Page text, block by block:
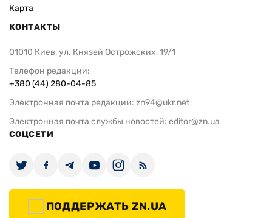
Карта
КОНТАКТЫ
01010 Киев, ул. Князей Острожских, 19/1
Телефон редакции:
+380 (44) 280-04-85
Электронная почта редакции: zn94@ukr.net
Электронная почта службы новостей: editor@zn.ua
СОЦСЕТИ
ПОДДЕРЖАТЬ ZN.UA